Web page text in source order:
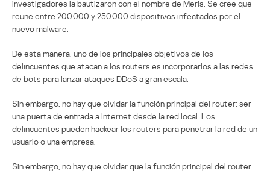
investigadores la bautizaron con el nombre de Meris. Se cree que
reune entre 200.000 y 250.000 dispositivos infectados por el
nuevo malware.
De esta manera, uno de los principales objetivos de los
delincuentes que atacan a los routers es incorporarlos a las redes
de bots para lanzar ataques DDoS a gran escala.
Sin embargo, no hay que olvidar la función principal del router: ser
una puerta de entrada a Internet desde la red local. Los
delincuentes pueden hackear los routers para penetrar la red de un
usuario o una empresa.
Sin embargo, no hay que olvidar que la función principal del router